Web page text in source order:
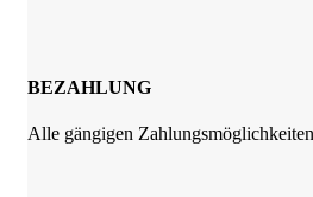
BEZAHLUNG
Alle gängigen Zahlungsmöglichkeiten